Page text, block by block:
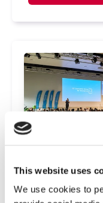
This website uses
We use cookies to